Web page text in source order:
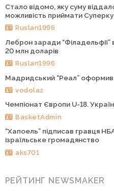
Стало відомо, яку суму
можливість приймати
Ruslan1996
Леброн заради “Філадельфії”
20 млн доларів
Ruslan1996
Мадридський “Реал” оформив
vodolaz
Чемпіонат Європи U-18.
BasketAdmin
“Хапоель” підписав гравця
ізраїльське громадянство
aks701
РЕЙТИНГ NEWSMAKER